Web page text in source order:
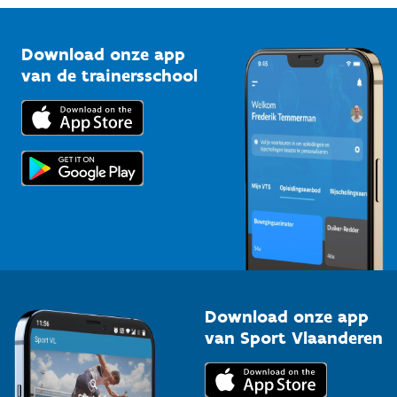
Bedrijven
Trainers en begeleiders
Topsporters
Vlaamse Trainersschool
Kennisplatform
Downloads
Voor de pers
Download onze app
van de trainersschool
Download onze app
van Sport Vlaanderen